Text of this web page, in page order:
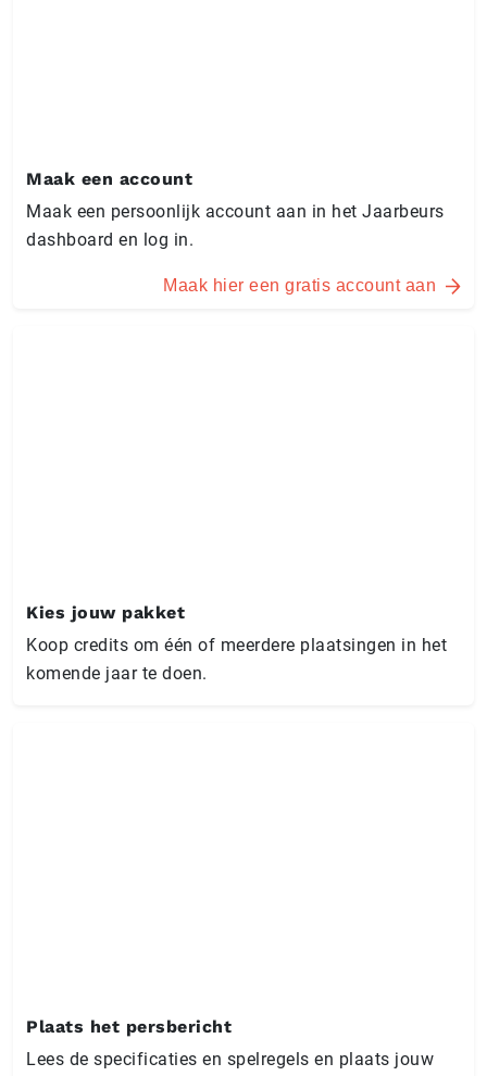
Maak een account
Maak een persoonlijk account aan in het Jaarbeurs
dashboard en log in.
Maak hier een gratis account aan
Kies jouw pakket
Koop credits om één of meerdere plaatsingen in het
komende jaar te doen.
Plaats het persbericht
Lees de specificaties en spelregels en plaats jouw